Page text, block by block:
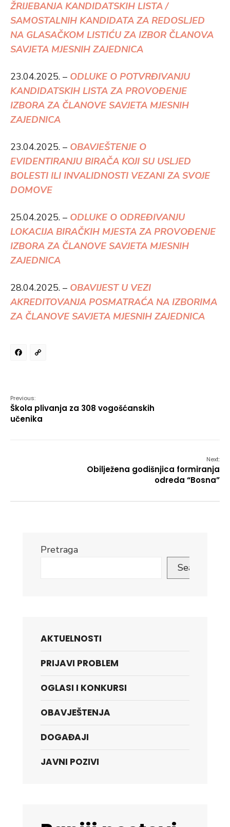
ŽRIJEBANJA KANDIDATSKIH LISTA /
SAMOSTALNIH KANDIDATA ZA REDOSLJED
NA GLASAČKOM LISTIĆU ZA IZBOR ČLANOVA
SAVJETA MJESNIH ZAJEDNICA
23.04.2025. – ODLUKE O POTVRĐIVANJU
KANDIDATSKIH LISTA ZA PROVOĐENJE
IZBORA ZA ČLANOVE SAVJETA MJESNIH
ZAJEDNICA
23.04.2025. – OBAVJEŠTENJE O
EVIDENTIRANJU BIRAČA KOJI SU USLJED
BOLESTI ILI INVALIDNOSTI VEZANI ZA SVOJE
DOMOVE
25.04.2025. – ODLUKE O ODREĐIVANJU
LOKACIJA BIRAČKIH MJESTA ZA PROVOĐENJE
IZBORA ZA ČLANOVE SAVJETA MJESNIH
ZAJEDNICA
28.04.2025. – OBAVIJEST U VEZI
AKREDITOVANJA POSMATRAĆA NA IZBORIMA
ZA ČLANOVE SAVJETA MJESNIH ZAJEDNICA
Facebook
Previous:
Škola plivanja za 308 vogošćanskih
učenika
Next:
Obilježena godišnjica formiranja
odreda “Bosna”
Pretraga
Search
AKTUELNOSTI
PRIJAVI PROBLEM
OGLASI I KONKURSI
OBAVJEŠTENJA
DOGAĐAJI
JAVNI POZIVI